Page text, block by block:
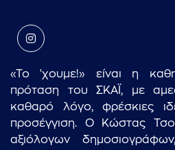
«Το 'χουμε!» είναι η
πρόταση του ΣΚΑΪ, με
καθαρό λόγο, φρέσκιες
προσέγγιση. Ο Κώστας
αξιόλογων